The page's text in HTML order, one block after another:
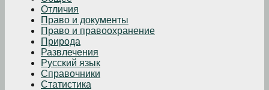
Отличия
Право и документы
Право и правоохранение
Природа
Развлечения
Русский язык
Справочники
Статистика